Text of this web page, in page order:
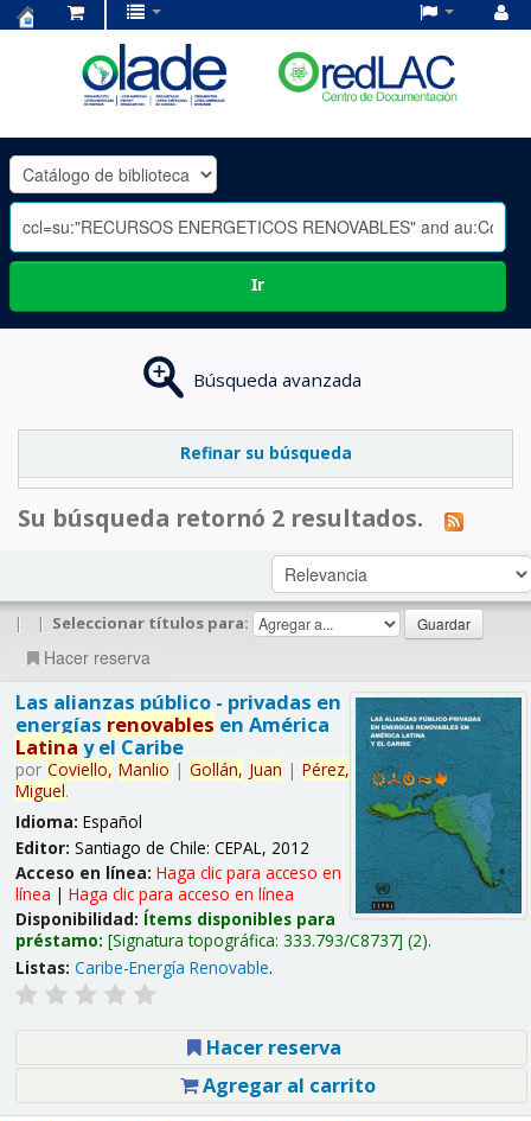
OLADE
-
Ir
Búsqueda avanzada
Refinar su búsqueda
Su búsqueda retornó 2 resultados.
| | Seleccionar títulos para:
Hacer reserva
Las alianzas público - privadas en
energías renovables en América
Latina y el Caribe
por Coviello, Manlio | Gollán, Juan | Pérez,
Miguel.
Idioma: Español
Editor: Santiago de Chile: CEPAL, 2012
Acceso en línea: Haga clic para acceso en
línea | Haga clic para acceso en línea
Disponibilidad: Ítems disponibles para
préstamo: Signatura topográfica: 333.793/C8737 (2).
Listas: Caribe-Energía Renovable.
Hacer reserva
Agregar al carrito